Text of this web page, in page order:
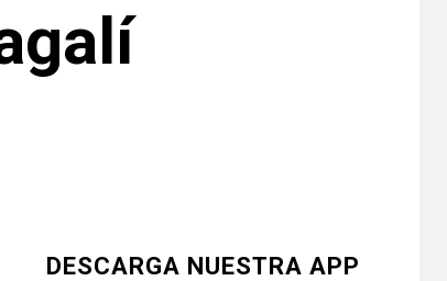
DESCARGA NUESTRA APP